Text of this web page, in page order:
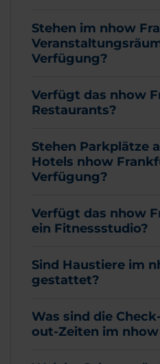
Stehen im nhow
Verfügung?
Verfügt das nhow
Restaurants?
Stehen Parkplätze
Hotels nhow
Verfügung?
Verfügt das nhow
ein Fitnessstudio?
Sind Haustiere im
gestattet?
Was sind die
out-Zeiten im